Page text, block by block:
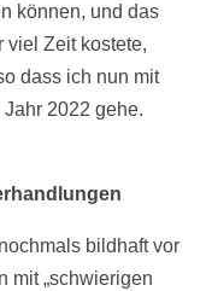
können, und das
viel Zeit kostete,
dass ich nun mit
2022 gehe.
bildhaft vor
mit „schwierigen